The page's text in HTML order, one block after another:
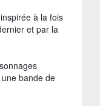
à la fois
et par la
bande de